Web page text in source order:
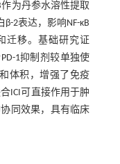
为丹参水溶性提取
2表达，影响NF-κB
迁移。基础研究证
1抑制剂较单独使
体积，增强了免疫
ICI可直接作用于肿
同效果，具有临床